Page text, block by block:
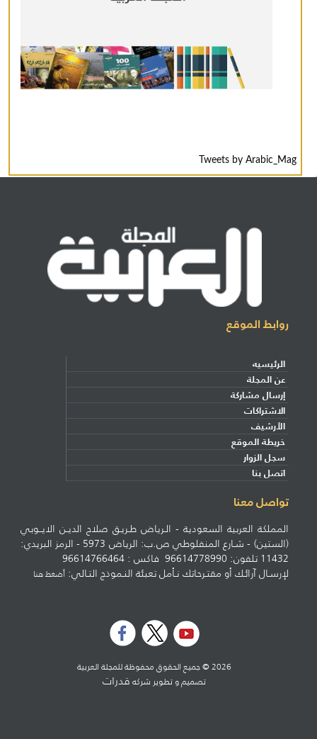
Tweets by Arabic_Mag
روابط الموقع
الرئيسيه
عن المجلة
إرسال مشاركة
الاشتراكات
الأرشيف
خريطة الموقع
سجل الزوار
اتصل بنا
تواصل معنا
المملكة العربية السعودية - الـرياض طـريـق صلاح الديـن الايــوبي
(الستين) - شـارع المنفلوطي ص.ب: الرياض 5973 - الرمز البريدي:
11432 تلفون: 96614778990 فاكس : 96614766464
لإرسـال آرائـك أو مقتـرحاتك نـأمل تعبئة النـموذج التـالي:أضغط هنا
2026 © جميع الحقوق محفوظة للمجلة العربية
تصميم و تطوير شركهقدرات